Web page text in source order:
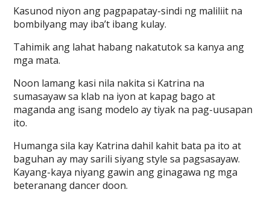
Kasunod niyon ang pagpapatay-sindi ng maliliit na
bombilyang may iba’t ibang kulay.
Tahimik ang lahat habang nakatutok sa kanya ang
mga mata.
Noon lamang kasi nila nakita si Katrina na
sumasayaw sa klab na iyon at kapag bago at
maganda ang isang modelo ay tiyak na pag-uusapan
ito.
Humanga sila kay Katrina dahil kahit bata pa ito at
baguhan ay may sarili siyang style sa pagsasayaw.
Kayang-kaya niyang gawin ang ginagawa ng mga
beteranang dancer doon.